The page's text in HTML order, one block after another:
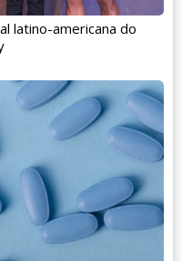
latino-americana do